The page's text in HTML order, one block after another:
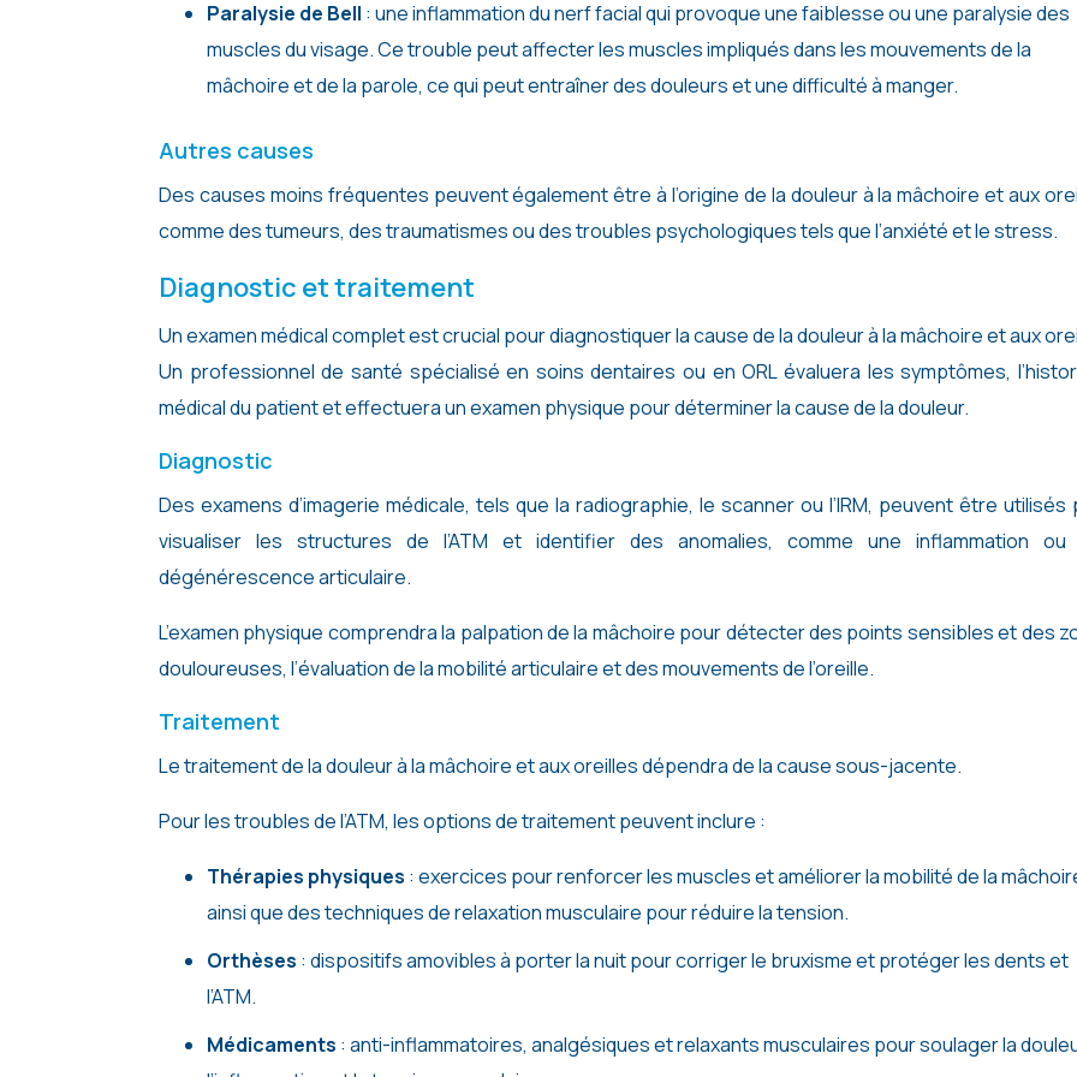
Paralysie de Bell : une inflammation du nerf facial qui provoque une faiblesse ou une paralysie des
muscles du visage. Ce trouble peut affecter les muscles impliqués dans les mouvements de la
mâchoire et de la parole, ce qui peut entraîner des douleurs et une difficulté à manger.
Autres causes
Des causes moins fréquentes peuvent également être à l’origine de la douleur à la mâchoire et aux
comme des tumeurs, des traumatismes ou des troubles psychologiques tels que l’anxiété et le stress.
Diagnostic et traitement
Un examen médical complet est crucial pour diagnostiquer la cause de la douleur à la mâchoire et aux
Un professionnel de santé spécialisé en soins dentaires ou en ORL évaluera les symptômes,
médical du patient et effectuera un examen physique pour déterminer la cause de la douleur.
Diagnostic
Des examens d’imagerie médicale, tels que la radiographie, le scanner ou l’IRM, peuvent être utilisés
visualiser les structures de l’ATM et identifier des anomalies, comme une inflammation ou
dégénérescence articulaire.
L’examen physique comprendra la palpation de la mâchoire pour détecter des points sensibles et des
douloureuses, l’évaluation de la mobilité articulaire et des mouvements de l’oreille.
Traitement
Le traitement de la douleur à la mâchoire et aux oreilles dépendra de la cause sous-jacente.
Pour les troubles de l’ATM, les options de traitement peuvent inclure :
Thérapies physiques : exercices pour renforcer les muscles et améliorer la mobilité de la
ainsi que des techniques de relaxation musculaire pour réduire la tension.
Orthèses : dispositifs amovibles à porter la nuit pour corriger le bruxisme et protéger les dents et
l’ATM.
Médicaments : anti-inflammatoires, analgésiques et relaxants musculaires pour soulager la